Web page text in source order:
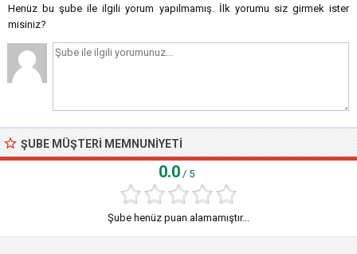
Henüz bu şube ile ilgili yorum yapılmamış. İlk yorumu siz girmek ister
misiniz?
ŞUBE MÜŞTERI MEMNUNIYETI
0.0 / 5
Şube henüz puan alamamıştır...